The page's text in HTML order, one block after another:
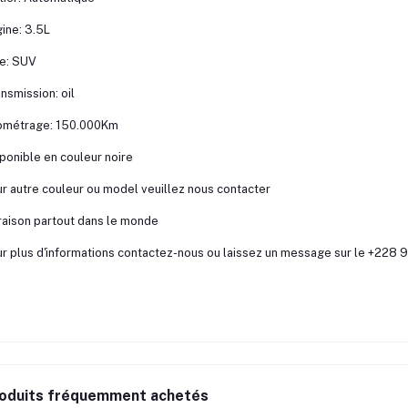
3.5L
SUV
oil
150.000Km
en couleur noire
autre couleur ou model veuillez nous contacter
partout dans le monde
plus d'informations contactez-nous ou laissez un message sur le
fréquemment achetés